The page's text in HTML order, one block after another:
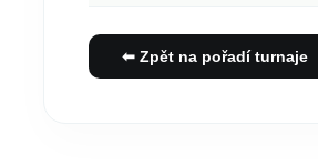
⬅ Zpět na pořadí turnaje